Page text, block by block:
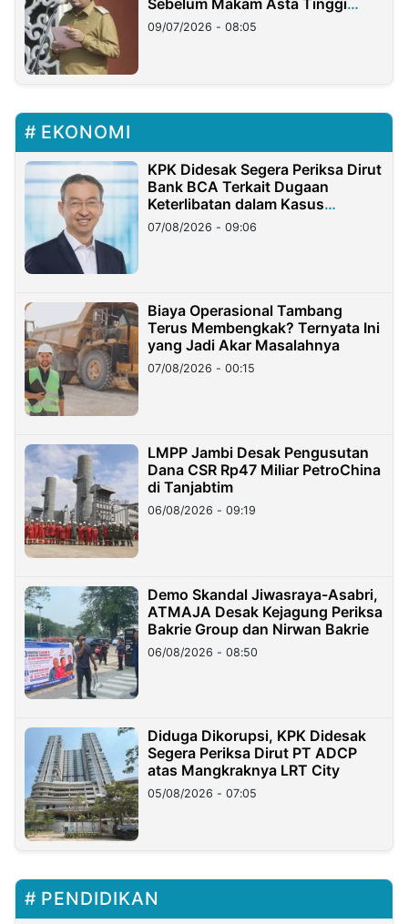
Longsor
09/07/2026 - 08:05
EKONOMI
KPK Didesak Segera Periksa Dirut
Bank BCA Terkait Dugaan
Keterlibatan dalam Kasus
Hilangnya Dana Nasabah Rp2,58
Miliar
07/08/2026 - 09:06
Biaya Operasional Tambang
Terus Membengkak? Ternyata Ini
yang Jadi Akar Masalahnya
07/08/2026 - 00:15
LMPP Jambi Desak Pengusutan
Dana CSR Rp47 Miliar PetroChina
di Tanjabtim
06/08/2026 - 09:19
Demo Skandal Jiwasraya-Asabri,
ATMAJA Desak Kejagung Periksa
Bakrie Group dan Nirwan Bakrie
06/08/2026 - 08:50
Diduga Dikorupsi, KPK Didesak
Segera Periksa Dirut PT ADCP
atas Mangkraknya LRT City
05/08/2026 - 07:05
PENDIDIKAN